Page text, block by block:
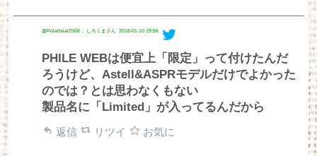
@Polarbear2568： しろくまさん 2018-01-10 19:56
PHILE WEBは便宜上「限定」って付けたんだ
ろうけど、Astell&ASPRモデルだけでよかった
のでは？とは思わなくもない
製品名に「Limited」が入ってるんだから
返信 リツイ お気に